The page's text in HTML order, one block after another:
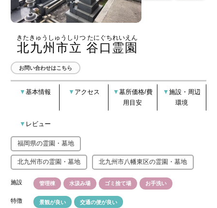
北九州市立 谷口霊園
きたきゅうしゅうしりつ たにぐちれいえん
お問い合わせはこちら
基本情報 アクセス
墓所価格/費
用目安
施設・周辺
環境
レビュー
福岡県の霊園・墓地
北九州市の霊園・墓地 北九州市八幡東区の霊園・墓地
施設 管理棟 水汲み場 ゴミ捨て場 お手洗い
特徴 景観が良い 交通の便が良い